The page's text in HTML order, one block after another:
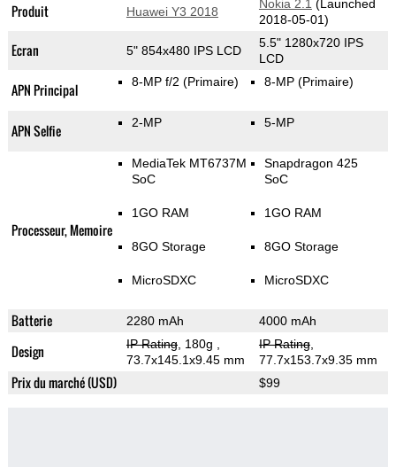
Produit Huawei Y3 2018
Nokia 2.1 (Launched
2018-05-01)
Ecran 5" 854x480 IPS LCD
5.5" 1280x720 IPS
LCD
APN Principal 8-MP f/2 (Primaire) 8-MP (Primaire)
APN Selfie 2-MP 5-MP
Processeur, Memoire
MediaTek MT6737M
SoC
1GO RAM
8GO Storage
MicroSDXC
Snapdragon 425
SoC
1GO RAM
8GO Storage
MicroSDXC
Batterie 2280 mAh 4000 mAh
Design IP Rating, 180g
73.7x145.1x9.45 mm
IP Rating,
77.7x153.7x9.35 mm
Prix du marché (USD) $99